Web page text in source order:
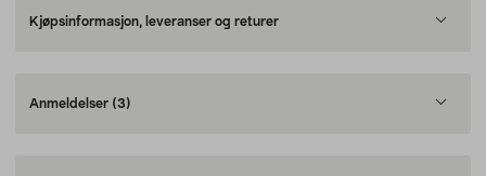
Kjøpsinformasjon, leveranser og returer
Anmeldelser (3)